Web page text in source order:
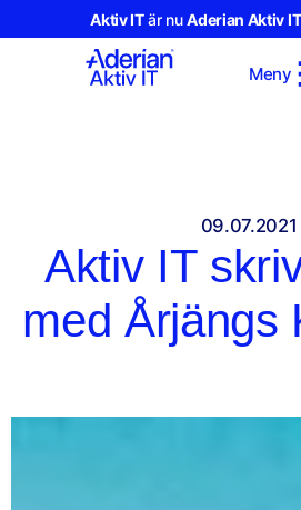
Aktiv ITär nuAderian Aktiv IT
Meny
09.07.2021
Aktiv IT
med Årjängs